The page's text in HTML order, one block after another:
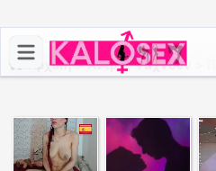
Αρχική >Άντρες Ψάχνουν